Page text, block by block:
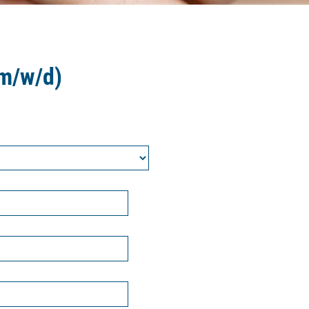
w/d)
Einstellungen
their functions
for other data transfers
to an existing
safeguards
the USA). When giving
on consent before
among other things,